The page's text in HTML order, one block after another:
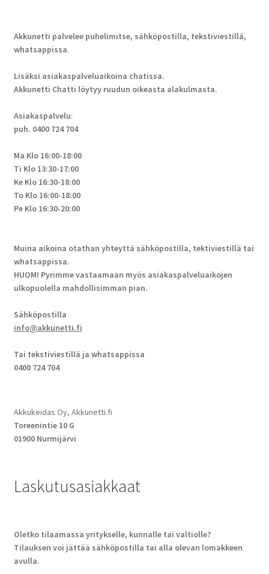
Akkunetti palvelee puhelimitse, sähköpostilla, tekstiviestillä,
whatsappissa.
Lisäksi asiakaspalveluaikoina chatissa.
Akkunetti Chatti löytyy ruudun oikeasta alakulmasta.
Asiakaspalvelu:
puh. 0400 724 704
Ma Klo 16:00-18:00
Ti Klo 13:30-17:00
Ke Klo 16:30-18:00
To Klo 16:00-18:00
Pe Klo 16:30-20:00
Muina aikoina otathan yhteyttä sähköpostilla, tektiviestillä tai
whatsappissa.
HUOM! Pyrimme vastaamaan myös asiakaspalveluaikojen
ulkopuolella mahdollisimman pian.
Sähköpostilla
info@akkunetti.fi
Tai tekstiviestillä ja whatsappissa
0400 724 704
Akkukeidas Oy, Akkunetti.fi
Toreenintie 10 G
01900 Nurmijärvi
Laskutusasiakkaat
Oletko tilaamassa yritykselle, kunnalle tai valtiolle?
Tilauksen voi jättää sähköpostilla tai alla olevan lomakkeen
avulla.